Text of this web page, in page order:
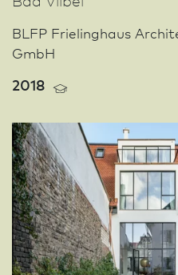
BLFP Frielinghaus
GmbH
2018